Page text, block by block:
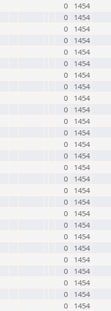
0
1454
0
1454
0
1454
0
1454
0
1454
0
1454
0
1454
0
1454
0
1454
0
1454
0
1454
0
1454
0
1454
0
1454
0
1454
0
1454
0
1454
0
1454
0
1454
0
1454
0
1454
0
1454
0
1454
0
1454
0
1454
0
1454
0
1454